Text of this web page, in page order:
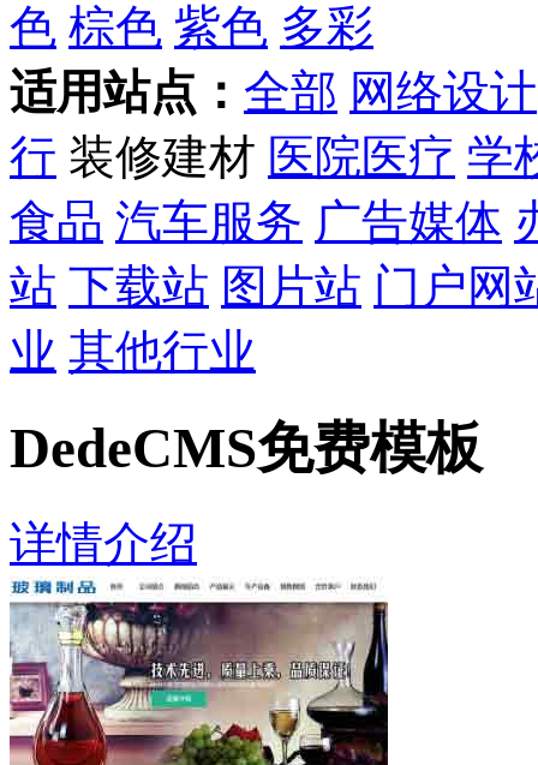
色 棕色 紫色 多彩
适用站点： 全部 网络设计
行 装修建材 医院医疗 学
食品 汽车服务 广告媒体
站 下载站 图片站 门户网
业 其他行业
DedeCMS免费模板
详情介绍